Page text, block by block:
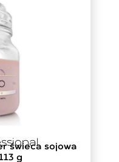
świeca sojowa
g